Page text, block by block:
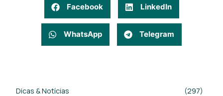
Facebook LinkedIn
WhatsApp Telegram
Dicas & Notícias (297)